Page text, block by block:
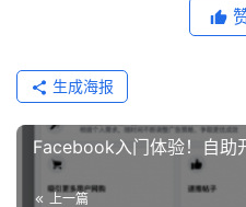
例
拆
解
生成海报
Facebook入门体验！自助
上一篇